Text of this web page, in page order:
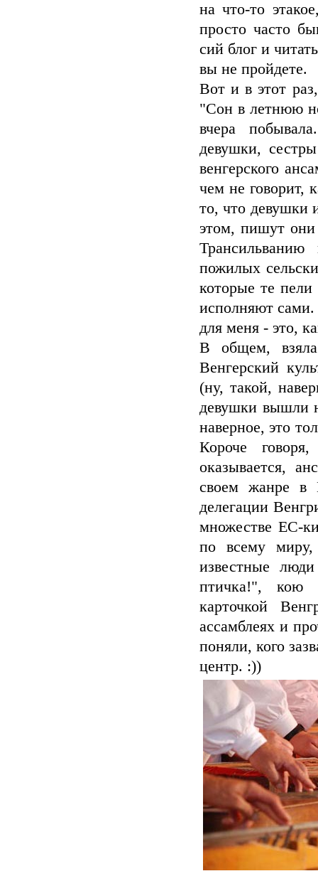
на что-то
просто часто
сий блог и
вы не пройдете.
Вот и в этот
"Сон в летнюю
вчера
девушки,
венгерского
чем не говорит,
то, что девушки
этом, пишут они
пожилых
которые те
исполняют сами.
для меня - это,
В общем,
Венгерский
(ну, такой,
девушки вышли
наверное, это
Короче
оказывается,
своем жанре в
делегации
множестве ЕС-
по всему
известные
птичка!", кою
карточкой
ассамблеях и
поняли, кого
центр. :))